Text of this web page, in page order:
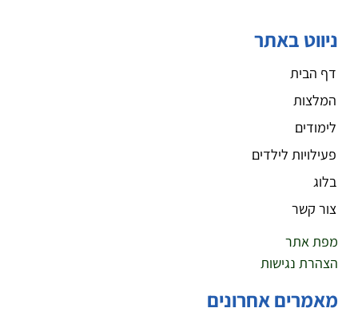
ניווט באתר
דף הבית
המלצות
לימודים
פעילויות לילדים
בלוג
צור קשר
מפת אתר
הצהרת נגישות
מאמרים אחרונים